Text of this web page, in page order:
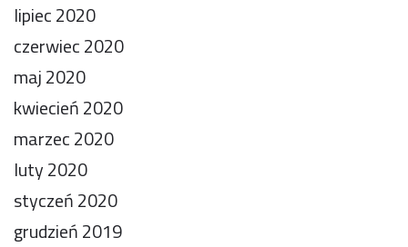
lipiec 2020
czerwiec 2020
maj 2020
kwiecień 2020
marzec 2020
luty 2020
styczeń 2020
grudzień 2019